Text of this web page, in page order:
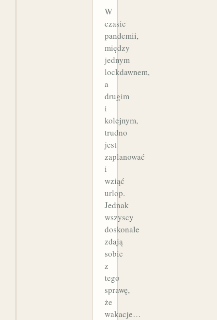
W
czasie
pandemii,
między
jednym
lockdawnem,
a
drugim
i
kolejnym,
trudno
jest
zaplanować
i
wziąć
urlop.
Jednak
wszyscy
doskonale
zdają
sobie
z
tego
sprawę,
że
wakacje…